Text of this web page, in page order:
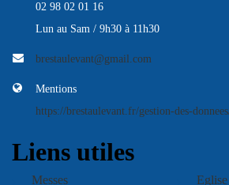
02 98 02 01 16
Lun au Sam / 9h30 à 11h30
brestaulevant@gmail.com
Mentions
https://brestaulevant.fr/gestion-des-
Liens utiles
Messes Eglise